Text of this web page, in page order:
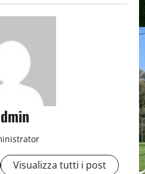
Visualizza tutti i post